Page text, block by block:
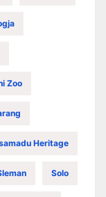
Zoo
Heritage
Solo